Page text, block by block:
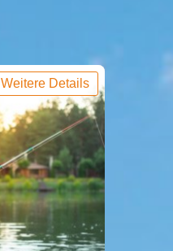
Weitere Details